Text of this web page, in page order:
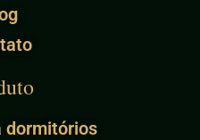
dormitórios